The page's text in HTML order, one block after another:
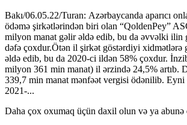
Bakı/06.05.22/Turan: Azərbaycanda aparıcı
ödəmə şirkətlərindən biri olan “QoldenPey”
milyon manat gəlir əldə edib, bu da əvvəlki ilin
dəfə çoxdur.Ötən il şirkət göstərdiyi xidmətlərə
əldə edib, bu da 2020-ci ildən 58% çoxdur.
milyon 361 min manat) il ərzində 24,5% artıb.
339,7 min manat mənfəət vergisi ödənilib. Eyni
2021-...
Daha çox oxumaq üçün daxil olun və ya abunə